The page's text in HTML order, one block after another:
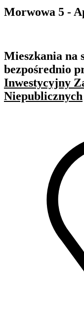
Morwowa 5 -
Mieszkania na
bezpośrednio
Inwestycyjny
Niepublicznych